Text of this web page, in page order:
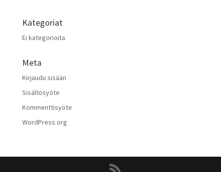
Kategoriat
Ei kategorioita
Meta
Kirjaudu sisään
Sisältösyöte
Kommenttisyöte
WordPress.org